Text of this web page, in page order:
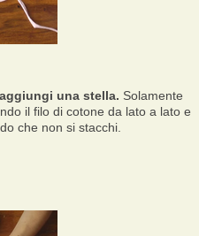
aggiungi una stella. Solamente
il filo di cotone da lato a lato e
che non si stacchi.